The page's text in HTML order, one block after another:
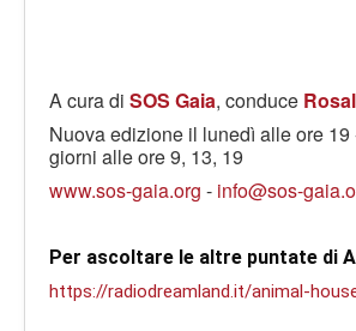
A cura di SOS Gaia, conduce
Nuova edizione il lunedì alle ore 19
giorni alle ore 9, 13, 19
www.sos-gaia.org - info@sos-
Per ascoltare le altre puntate di
https://radiodreamland.it/animal-